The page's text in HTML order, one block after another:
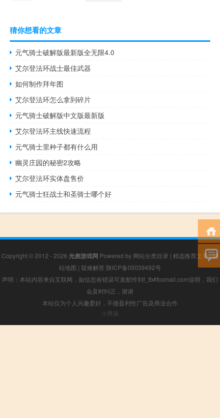
猜你想看的文章
元气骑士破解版最新版全无限4.0
艾尔登法环战士最佳武器
如何制作拜年图
艾尔登法环怎么拿到碎片
元气骑士破解版中文版最新版
艾尔登法环主线快速流程
元气骑士里种子都有什么用
幽灵庄园的秘密2攻略
艾尔登法环实体盘售价
元气骑士狂战士和圣骑士哪个好
Copyright © 2012 - 2026 光彪游戏网 Powered by 网站分类目录 | 精选推荐文章|网
站地图 | 疑难解答 陕ICP备05039492号
声明：本站内容来自互联网，如信息有错误可发邮件到f_fb#foxmail.com说明，我们
会及时纠正，谢谢
本站仅为个人兴趣爱好，不接盈利性广告及商业合作
小男孩